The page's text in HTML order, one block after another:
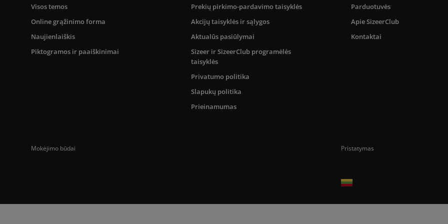
Visos temos
Online grąžinimo forma
Naujienlaiškis
Piktogramos ir paaiškinimai
Prekių pirkimo-pardavimo taisyklės
Akcijų taisyklės ir sąlygos
Aktualūs pasiūlymai
Sizeer ir SizeerClub programėlės
taisyklės
Privatumo politika
Slapukų politika
Prieinamumas
Parduotuvės
Apie SizeerClub
Kontaktai
Mokėjimo būdai Pristatymas